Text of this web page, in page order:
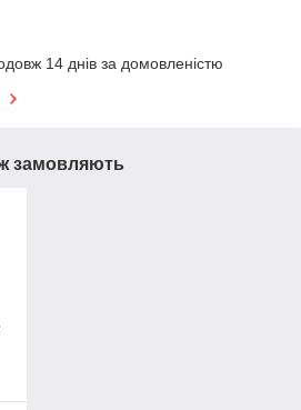
14 днів за домовленістю
замовляють